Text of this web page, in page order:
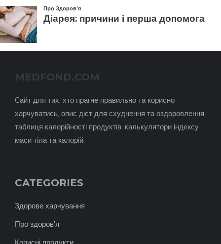
MEDFOND.COM
Cайт для тих, хто прагне правильно та корисно
харчуватись, опис дієт для схуднення та оздоровлення,
таблиця калорійності продуктів, калькулятори індексу
маси тіла та калорій.
CATEGORIES
Здорове харчування
Про здоров'я